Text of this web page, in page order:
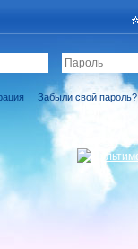
Забыли свой пароль?